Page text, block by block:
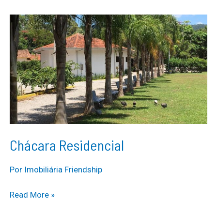
Chácara Residencial
Por Imobiliária Friendship
Chácara
Read More »